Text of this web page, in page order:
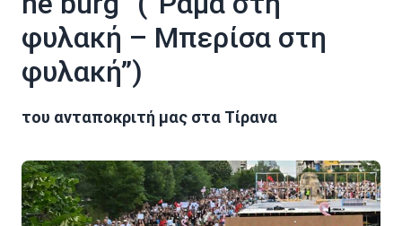
φυλακή – Μπερίσα στη
φυλακή”)
του ανταποκριτή μας στα Τίρανα